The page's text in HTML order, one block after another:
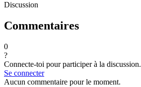
Discussion
Commentaires
0
?
Connecte-toi pour participer à la discussion.
Se connecter
Aucun commentaire pour le moment.